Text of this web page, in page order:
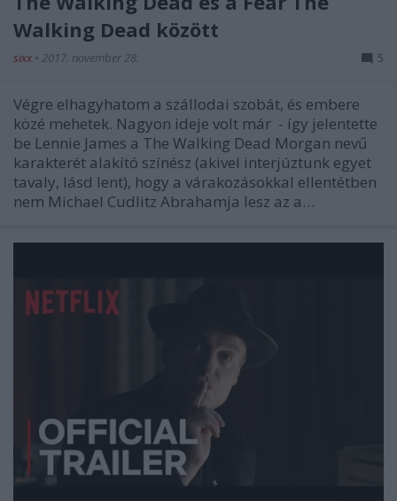
Walking Dead között
sixx • 2017. november 28. 5
Végre elhagyhatom a szállodai szobát, és embere
közé mehetek. Nagyon ideje volt már - így jelentette
be Lennie James a The Walking Dead Morgan nevű
karakterét alakító színész (akivel interjúztunk egyet
tavaly, lásd lent), hogy a várakozásokkal ellentétben
nem Michael Cudlitz Abrahamja lesz az a…